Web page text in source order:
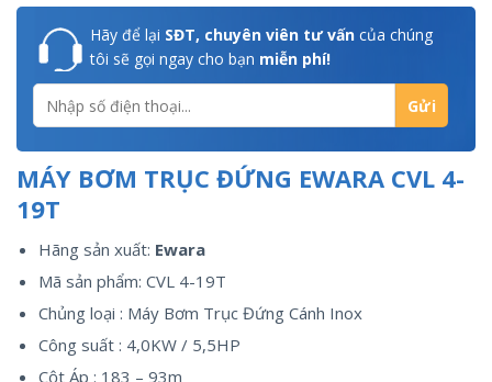
Hãy để lại SĐT, chuyên viên tư vấn của chúng
tôi sẽ gọi ngay cho bạn miễn phí!
MÁY BƠM TRỤC ĐỨNG EWARA CVL 4-
19T
Hãng sản xuất: Ewara
Mã sản phẩm: CVL 4-19T
Chủng loại : Máy Bơm Trục Đứng Cánh Inox
Công suất : 4,0KW / 5,5HP
Cột Áp : 183 – 93m